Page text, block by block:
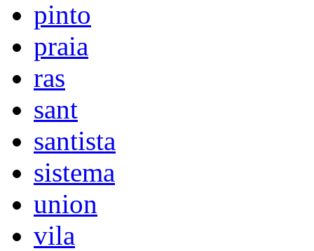
pinto
praia
ras
sant
santista
sistema
union
vila